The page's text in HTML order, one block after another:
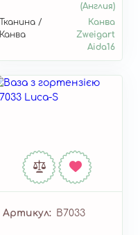
(Англия)
Тканина /
Канва
Канва
Zweigart
Aida16
Артикул B7033